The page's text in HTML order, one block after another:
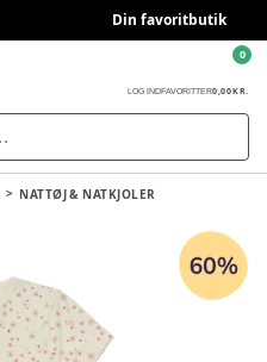
Din favoritbutik
LOG INDFAVORITTER0,00 KR.
0
NATTØJ & NATKJOLER